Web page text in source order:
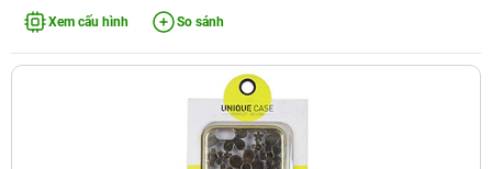
Xem cấu hình So sánh